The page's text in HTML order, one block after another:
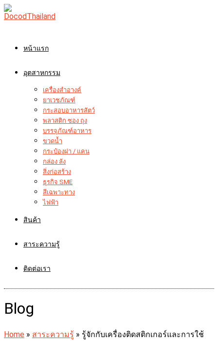
Skip
to
หน้าแรก
อุตสาหกรรม
เครื่องสำอางค์
ยาเวชภัณฑ์
กระสอบอาหารสัตว์
พลาสติก ซอง ถุง
บรรจุภัณฑ์อาหาร
ขวดน้ำ
กระป๋องฝา / แคน
กล่อง ลัง
สิ่งก่อสร้าง
ธุรกิจ SME
สีเฉพาะทาง
ไฟฟ้า
สินค้า
สาระความรู้
ติดต่อเรา
Blog
Home » สาระความรู้ » รู้จักกับเครื่องติดสติกเกอร์และการใช้